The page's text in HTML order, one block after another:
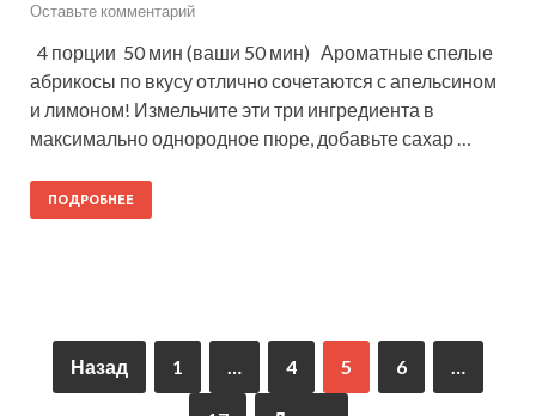
Оставьте комментарий
4 порции 50 мин (ваши 50 мин) Ароматные спелые
абрикосы по вкусу отлично сочетаются с апельсином
и лимоном! Измельчите эти три ингредиента в
максимально однородное пюре, добавьте сахар …
ПОДРОБНЕЕ
Назад 1 … 4 5 6 …